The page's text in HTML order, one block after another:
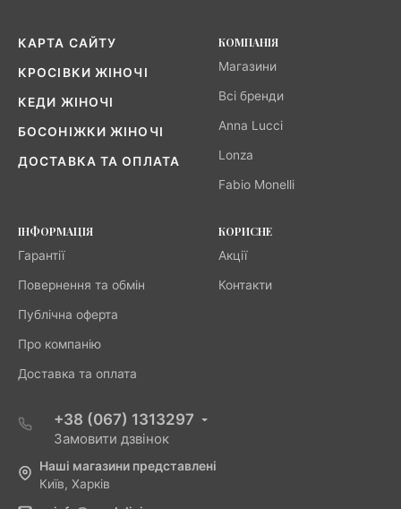
КАРТА САЙТУ
КРОСІВКИ ЖІНОЧІ
КЕДИ ЖІНОЧІ
БОСОНІЖКИ ЖІНОЧІ
ДОСТАВКА ТА ОПЛАТА
КОМПАНІЯ
Магазини
Всі бренди
Anna Lucci
Lonza
Fabio Monelli
ІНФОРМАЦІЯ
Гарантії
Повернення та обмін
Публічна оферта
Про компанію
Доставка та оплата
КОРИСНЕ
Акції
Контакти
+38 (067) 1313297
Замовити дзвінок
Наші магазини представлені
Київ, Харків